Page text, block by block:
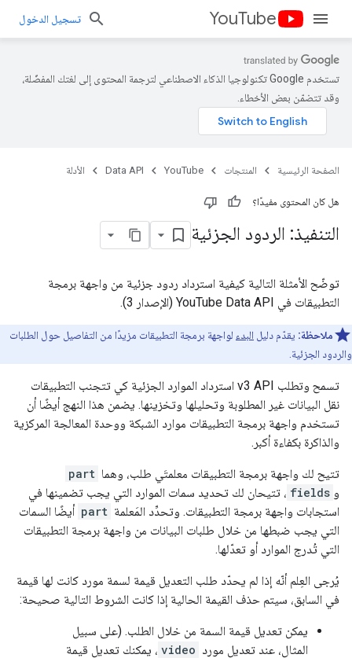
YouTube تسجيل الدخول
تستخدم Google تكنولوجيا الذكاء الاصطناعي لترجمة المحتوى إلى لغتك المفضّلة،
وقد تتضمّن بعض الأخطاء.
الصفحة الرئيسية المنتجات YouTube
Data API الأدلة
هل كان المحتوى مفيدًا؟
التنفيذ: الردود الجزئية
توضّح الأمثلة التالية كيفية استرداد ردود جزئية من واجهة برمجة
التطبيقات في YouTube Data API (الإصدار 3).
ملاحظة: يقدّم دليل البدء لواجهة برمجة التطبيقات مزيدًا من التفاصيل حول الطلبات
والردود الجزئية.
تسمح وتطلب v3 API استرداد الموارد الجزئية كي تتجنب التطبيقات
نقل البيانات غير المطلوبة وتحليلها وتخزينها. يضمن هذا النهج أيضًا أن
تستخدم واجهة برمجة التطبيقات موارد الشبكة ووحدة المعالجة المركزية
والذاكرة بكفاءة أكبر.
تتيح لك واجهة برمجة التطبيقات معلمتَي طلب، وهما part
و fields ، تتيحان لك تحديد سمات الموارد التي يجب تضمينها في
استجابات واجهة برمجة التطبيقات. وتحدِّد المَعلمة part أيضًا السمات
التي يجب ضبطها من خلال طلبات البيانات من واجهة برمجة التطبيقات
التي تُدرج الموارد أو تعدّلها.
يُرجى العِلم أنّه إذا لم يحدّد طلب التعديل قيمة لسمة مورد كانت لها قيمة
في السابق، سيتم حذف القيمة الحالية إذا كانت الشروط التالية صحيحة:
يمكن تعديل قيمة السمة من خلال الطلب. (على سبيل
المثال، عند تعديل مورد video ، يمكنك تعديل قيمة